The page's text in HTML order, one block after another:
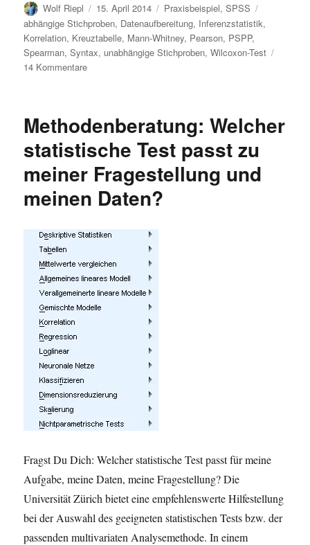
Autor
Wolf Riepl
Veröffentlicht
am
15. April 2014 Kategorien
Praxisbeispiel,SPSS
abhängige Stichproben, Datenaufbereitung, Inferenzstatistik,
Korrelation, Kreuztabelle, Mann-Whitney, Pearson, PSPP,
Spearman,Syntax, unabhängige Stichproben,Wilcoxon-Test
14 Kommentarezu
ist
kostenlose
Alternative
zu
SPSS?
Methodenberatung: Welcher
statistische Test passt zu
meiner Fragestellung und
meinen Daten?
Fragst Du Dich: Welcher statistische Test passt für meine
Aufgabe, meine Daten, meine Fragestellung? Die
Universität Zürich bietet eine empfehlenswerte Hilfestellung
bei der Auswahl des geeigneten statistischen Tests bzw. der
passenden multivariaten Analysemethode. In einem